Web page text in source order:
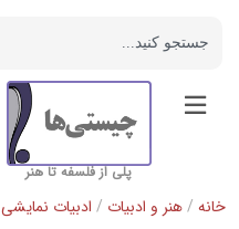
پلی از فلسفه تا هنر
خانه /هنر و ادبیات / ادبیات نمایشی